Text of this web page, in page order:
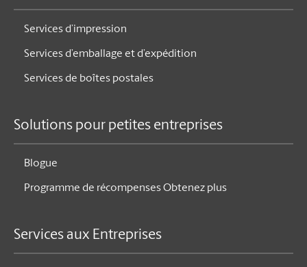
Services d’impression
Services d’emballage et d’expédition
Services de boîtes postales
Solutions pour petites entreprises
Blogue
Programme de récompenses Obtenez plus
Services aux Entreprises